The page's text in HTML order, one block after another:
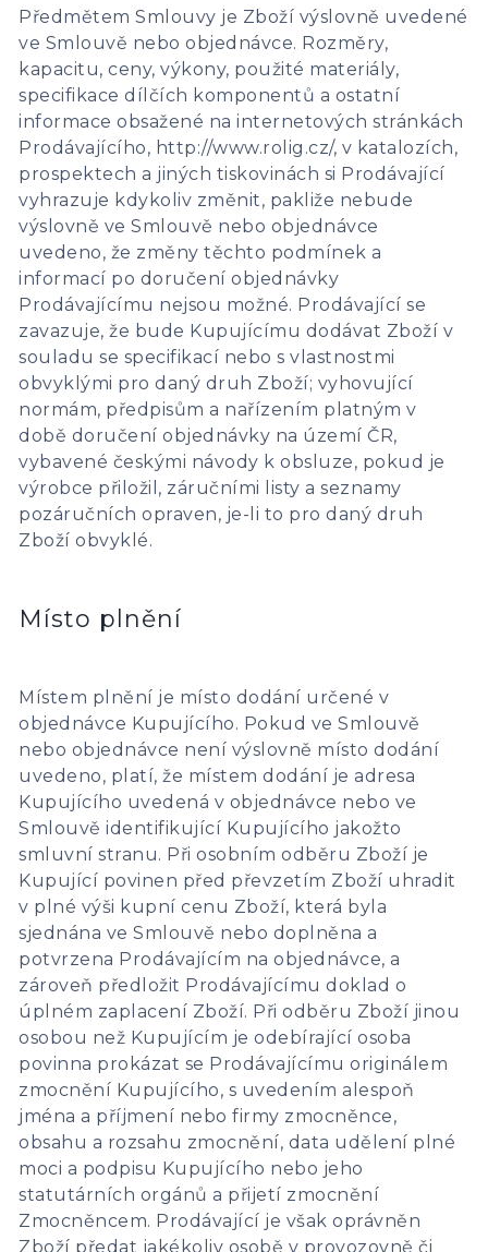
Předmětem Smlouvy je Zboží výslovně uvedené
ve Smlouvě nebo objednávce. Rozměry,
kapacitu, ceny, výkony, použité materiály,
specifikace dílčích komponentů a ostatní
informace obsažené na internetových stránkách
Prodávajícího, http://www.rolig.cz/, v katalozích,
prospektech a jiných tiskovinách si Prodávající
vyhrazuje kdykoliv změnit, pakliže nebude
výslovně ve Smlouvě nebo objednávce
uvedeno, že změny těchto podmínek a
informací po doručení objednávky
Prodávajícímu nejsou možné. Prodávající se
zavazuje, že bude Kupujícímu dodávat Zboží v
souladu se specifikací nebo s vlastnostmi
obvyklými pro daný druh Zboží; vyhovující
normám, předpisům a nařízením platným v
době doručení objednávky na území ČR,
vybavené českými návody k obsluze, pokud je
výrobce přiložil, záručními listy a seznamy
pozáručních opraven, je-li to pro daný druh
Zboží obvyklé.
Místo plnění
Místem plnění je místo dodání určené v
objednávce Kupujícího. Pokud ve Smlouvě
nebo objednávce není výslovně místo dodání
uvedeno, platí, že místem dodání je adresa
Kupujícího uvedená v objednávce nebo ve
Smlouvě identifikující Kupujícího jakožto
smluvní stranu. Při osobním odběru Zboží je
Kupující povinen před převzetím Zboží uhradit
v plné výši kupní cenu Zboží, která byla
sjednána ve Smlouvě nebo doplněna a
potvrzena Prodávajícím na objednávce, a
zároveň předložit Prodávajícímu doklad o
úplném zaplacení Zboží. Při odběru Zboží jinou
osobou než Kupujícím je odebírající osoba
povinna prokázat se Prodávajícímu originálem
zmocnění Kupujícího, s uvedením alespoň
jména a příjmení nebo firmy zmocněnce,
obsahu a rozsahu zmocnění, data udělení plné
moci a podpisu Kupujícího nebo jeho
statutárních orgánů a přijetí zmocnění
Zmocněncem. Prodávající je však oprávněn
Zboží předat jakékoliv osobě v provozovně či